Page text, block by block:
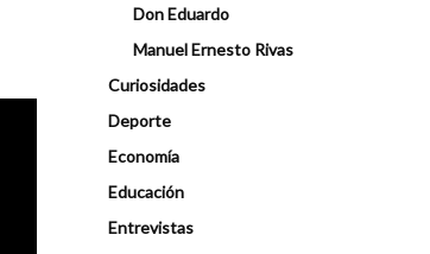
Don Eduardo
Manuel Ernesto Rivas
Curiosidades
Deporte
Economía
Educación
Entrevistas